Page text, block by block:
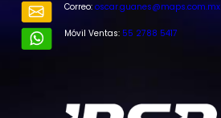
Correo: oscar.guanes@maps.com.mx
Móvil Ventas: 55 2788 5417